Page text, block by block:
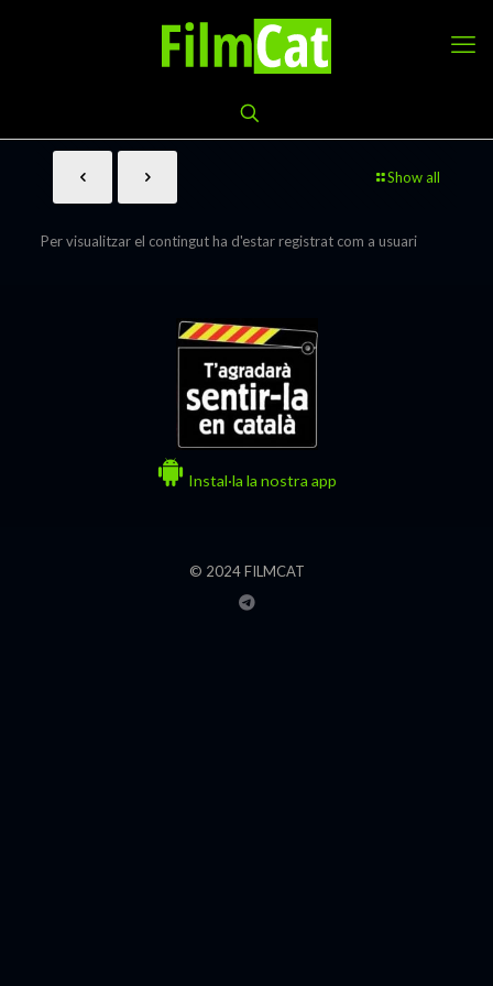
Show all
Per visualitzar el contingut ha d'estar registrat com a usuari
Instal·la la nostra app
© 2024 FILMCAT